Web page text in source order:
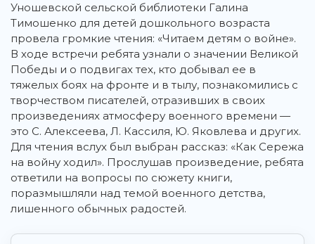
Уношевской сельской библиотеки Галина
Тимошенко для детей дошкольного возраста
провела громкие чтения: «Читаем детям о войне».
В ходе встречи ребята узнали о значении Великой
Победы и о подвигах тех, кто добывал ее в
тяжелых боях на фронте и в тылу, познакомились с
творчеством писателей, отразивших в своих
произведениях атмосферу военного времени —
это С. Алексеева, Л. Кассиля, Ю. Яковлева и других.
Для чтения вслух был выбран рассказ: «Как Сережа
на войну ходил». Прослушав произведение, ребята
ответили на вопросы по сюжету книги,
поразмышляли над темой военного детства,
лишенного обычных радостей.